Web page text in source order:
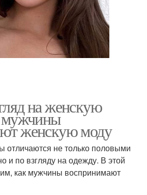
на женскую
мужчины
женскую моду
не только половыми
и по взгляду на одежду. В этой
как мужчины воспринимают